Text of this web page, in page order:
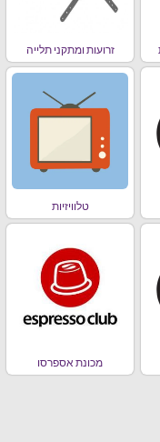
זרועות ומתקני תלייה
טלוויזיות
מכונת אספרסו